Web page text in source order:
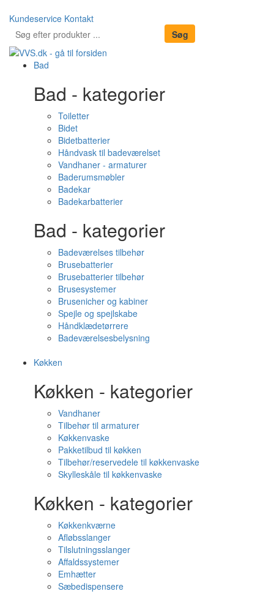
Kundeservice Kontakt
Bad
Bad - kategorier
Toiletter
Bidet
Bidetbatterier
Håndvask til badeværelset
Vandhaner - armaturer
Baderumsmøbler
Badekar
Badekarbatterier
Bad - kategorier
Badeværelses tilbehør
Brusebatterier
Brusebatterier tilbehør
Brusesystemer
Brusenicher og kabiner
Spejle og spejlskabe
Håndklædetørrere
Badeværelsesbelysning
Køkken
Køkken - kategorier
Vandhaner
Tilbehør til armaturer
Køkkenvaske
Pakketilbud til køkken
Tilbehør/reservedele til køkkenvaske
Skylleskåle til køkkenvaske
Køkken - kategorier
Køkkenkværne
Afløbsslanger
Tilslutningsslanger
Affaldssystemer
Emhætter
Sæbedispensere